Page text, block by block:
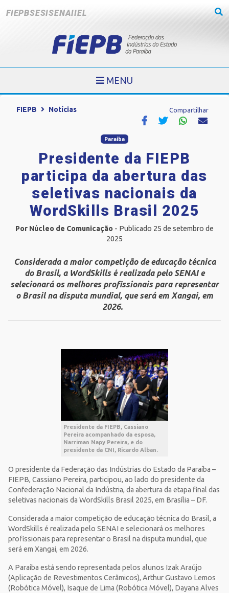
FIEPBSESISENAIIEL
MENU
FIEPB Notícias Compartilhar
Paraíba
Presidente da FIEPB
participa da abertura das
seletivas nacionais da
WordSkills Brasil 2025
Por Núcleo de Comunicação - Publicado 25 de setembro de
2025
Considerada a maior competição de educação técnica
do Brasil, a WordSkills é realizada pelo SENAI e
selecionará os melhores profissionais para representar
o Brasil na disputa mundial, que será em Xangai, em
2026.
Presidente da FIEPB, Cassiano
Pereira acompanhado da esposa,
Narriman Napy Pereira, e do
presidente da CNI, Ricardo Alban.
O presidente da Federação das Indústrias do Estado da Paraíba –
FIEPB, Cassiano Pereira, participou, ao lado do presidente da
Confederação Nacional da Indústria, da abertura da etapa final das
seletivas nacionais da WordSkills Brasil 2025, em Brasília – DF.
Considerada a maior competição de educação técnica do Brasil, a
WordSkills é realizada pelo SENAI e selecionará os melhores
profissionais para representar o Brasil na disputa mundial, que
será em Xangai, em 2026.
A Paraíba está sendo representada pelos alunos Izak Araújo
(Aplicação de Revestimentos Cerâmicos), Arthur Gustavo Lemos
(Robótica Móvel), Isaque de Lima (Robótica Móvel), Dayana Alves